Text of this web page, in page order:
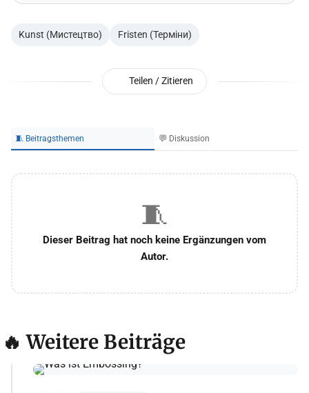
Kunst (Мистецтво) Fristen (Терміни)
Teilen / Zitieren
🧵 Beitragsthemen 💬 Diskussion
🧵
Dieser Beitrag hat noch keine Ergänzungen vom
Autor.
🔥 Weitere Beiträge